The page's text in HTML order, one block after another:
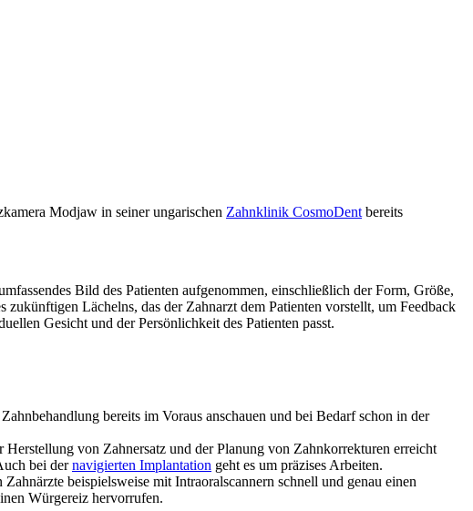
Modjaw in seiner ungarischen Zahnklinik CosmoDent bereits
Bild des Patienten aufgenommen, einschließlich der Form, Größe,
Lächelns, das der Zahnarzt dem Patienten vorstellt, um Feedback
Gesicht und der Persönlichkeit des Patienten passt.
bereits im Voraus anschauen und bei Bedarf schon in der
von Zahnersatz und der Planung von Zahnkorrekturen erreicht
bei dernavigierten Implantation geht es um präzises Arbeiten.
beispielsweise mit Intraoralscannern schnell und genau einen
Würgereiz hervorrufen.